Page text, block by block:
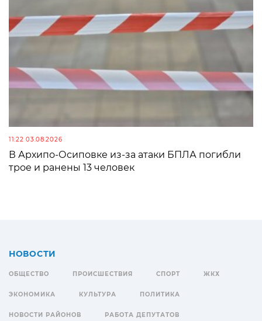
11:22 03.08.2026
В Архипо-Осиповке из-за атаки БПЛА погибли
трое и ранены 13 человек
НОВОСТИ
ОБЩЕСТВО ПРОИСШЕСТВИЯ СПОРТ ЖКХ
ЭКОНОМИКА КУЛЬТУРА ПОЛИТИКА
НОВОСТИ РАЙОНОВ РАБОТА ДЕПУТАТОВ